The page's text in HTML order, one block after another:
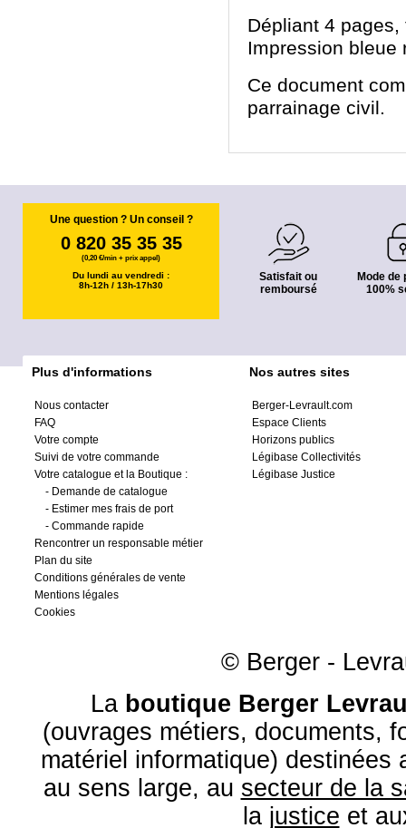
Dépliant 4
Impression
Ce document
parrainage civil.
Une question ? Un conseil ?
0 820 35 35 35
(0,20 €/min + prix appel)
Du lundi au vendredi :
8h-12h / 13h-17h30
Satisfait ou
remboursé
Mode de
100%
Plus d'informations
Nous contacter
FAQ
Votre compte
Suivi de votre commande
Votre catalogue et la Boutique :
- Demande de catalogue
- Estimer mes frais de port
- Commande rapide
Rencontrer un responsable métier
Plan du site
Conditions générales de vente
Mentions légales
Cookies
Nos autres sites
Berger-Levrault.com
Espace Clients
Horizons publics
Légibase Collectivités
Légibase Justice
© Berger -
La boutique Berger
(ouvrages métiers, documents,
matériel informatique) destinées
au sens large, au secteur de la
la justice et